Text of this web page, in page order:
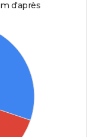
d'après